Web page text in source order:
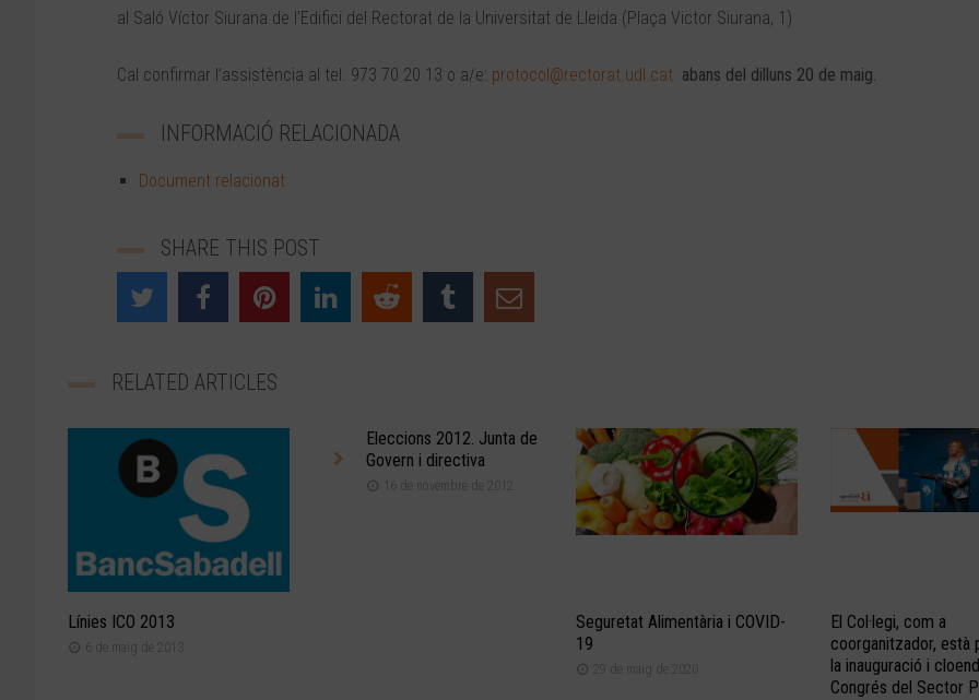
al Saló Víctor Siurana de l’Edifici del Rectorat de la Universitat de Lleida (Plaça Victor Siurana, 1)
Cal confirmar l’assistència al tel. 973 70 20 13 o a/e: protocol@rectorat.udl.cat abans del dilluns 20 de maig.
INFORMACIÓ RELACIONADA
Document relacionat
SHARE THIS POST
RELATED ARTICLES
Línies ICO 2013
6 de maig de 2013
Eleccions 2012. Junta de
Govern i directiva
16 de novembre de 2012
Seguretat Alimentària i COVID-
19
29 de maig de 2020
El Col·legi, com a
coorganitzador, està
la inauguració i
Congrés del Sector